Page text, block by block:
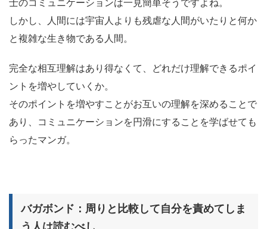
士のコミュニケーションは一見簡単そうですよね。
しかし、人間には宇宙人よりも残虐な人間がいたりと何か
と複雑な生き物である人間。
完全な相互理解はあり得なくて、どれだけ理解できるポイ
ントを増やしていくか。
そのポイントを増やすことがお互いの理解を深めることで
あり、コミュニケーションを円滑にすることを学ばせても
らったマンガ。
バガボンド：周りと比較して自分を責めてしま
う人は読むべし